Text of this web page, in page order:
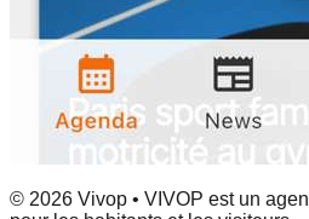
© 2026 Vivop • VIVOP est un